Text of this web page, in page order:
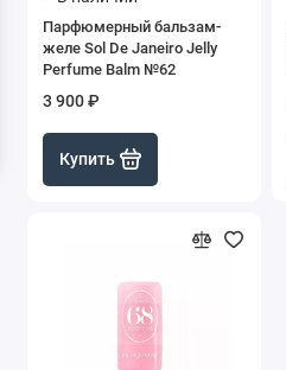
Парфюмерный бальзам-
желе Sol De Janeiro Jelly
Perfume Balm №62
3 900 ₽
Купить